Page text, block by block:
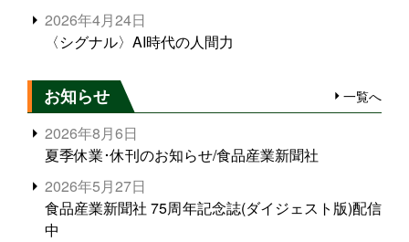
2026年4月24日
〈シグナル〉AI時代の人間力
お知らせ 一覧へ
2026年8月6日
夏季休業･休刊のお知らせ/食品産業新聞社
2026年5月27日
食品産業新聞社 75周年記念誌(ダイジェスト版)配信
中